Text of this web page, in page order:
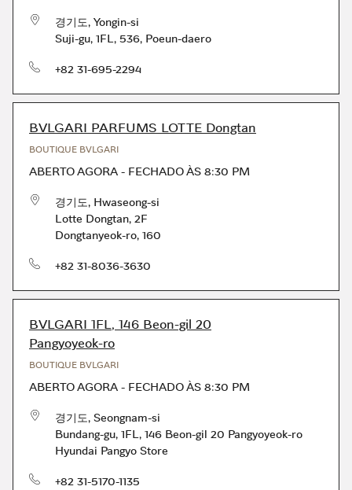
경기도, Yongin-si
Suji-gu, 1FL, 536, Poeun-daero
telefone+82 31-695-2294
BVLGARI PARFUMS LOTTE Dongtan
BOUTIQUE BVLGARI
ABERTO AGORA - FECHADO ÀS 8:30 PM
경기도, Hwaseong-si
Lotte Dongtan, 2F
Dongtanyeok-ro, 160
telefone+82 31-8036-3630
BVLGARI 1FL, 146 Beon-gil 20
Pangyoyeok-ro
BOUTIQUE BVLGARI
ABERTO AGORA - FECHADO ÀS 8:30 PM
경기도, Seongnam-si
Bundang-gu, 1FL, 146 Beon-gil 20 Pangyoyeok-ro
Hyundai Pangyo Store
telefone+82 31-5170-1135